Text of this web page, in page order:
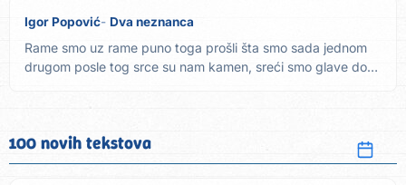
Igor Popović Dva neznanca
Rame smo uz rame puno toga prošli šta smo sada jednom
drugom posle tog srce su nam kamen, sreći smo glave došli
100 novih tekstova